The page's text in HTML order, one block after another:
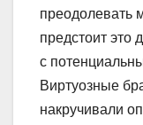
преодолевать
предстоит это
с
Виртуозные
накручивали